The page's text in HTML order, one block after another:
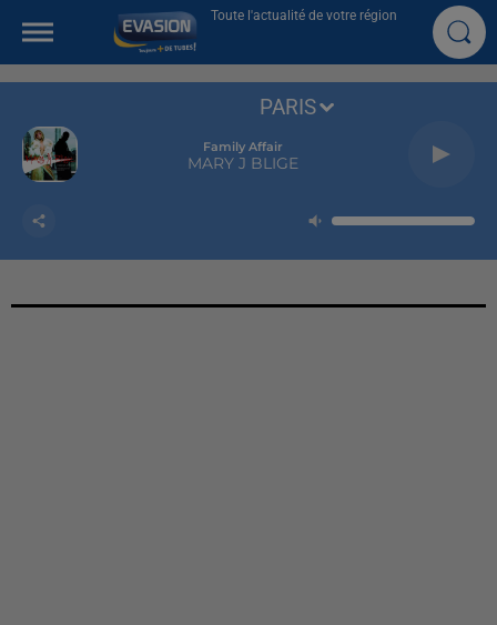
Toute l'actualité de votre région
Family Affair
MARY J BLIGE
PARIS